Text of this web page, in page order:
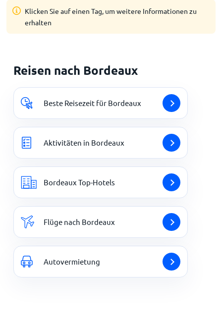
Klicken Sie auf einen Tag, um weitere Informationen zu
erhalten
Reisen nach Bordeaux
Beste Reisezeit für Bordeaux
Aktivitäten in Bordeaux
Bordeaux Top-Hotels
Flüge nach Bordeaux
Autovermietung